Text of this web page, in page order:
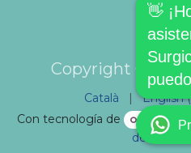
Copyright ©
Català English
Con tecnología de
- El
de código
👋